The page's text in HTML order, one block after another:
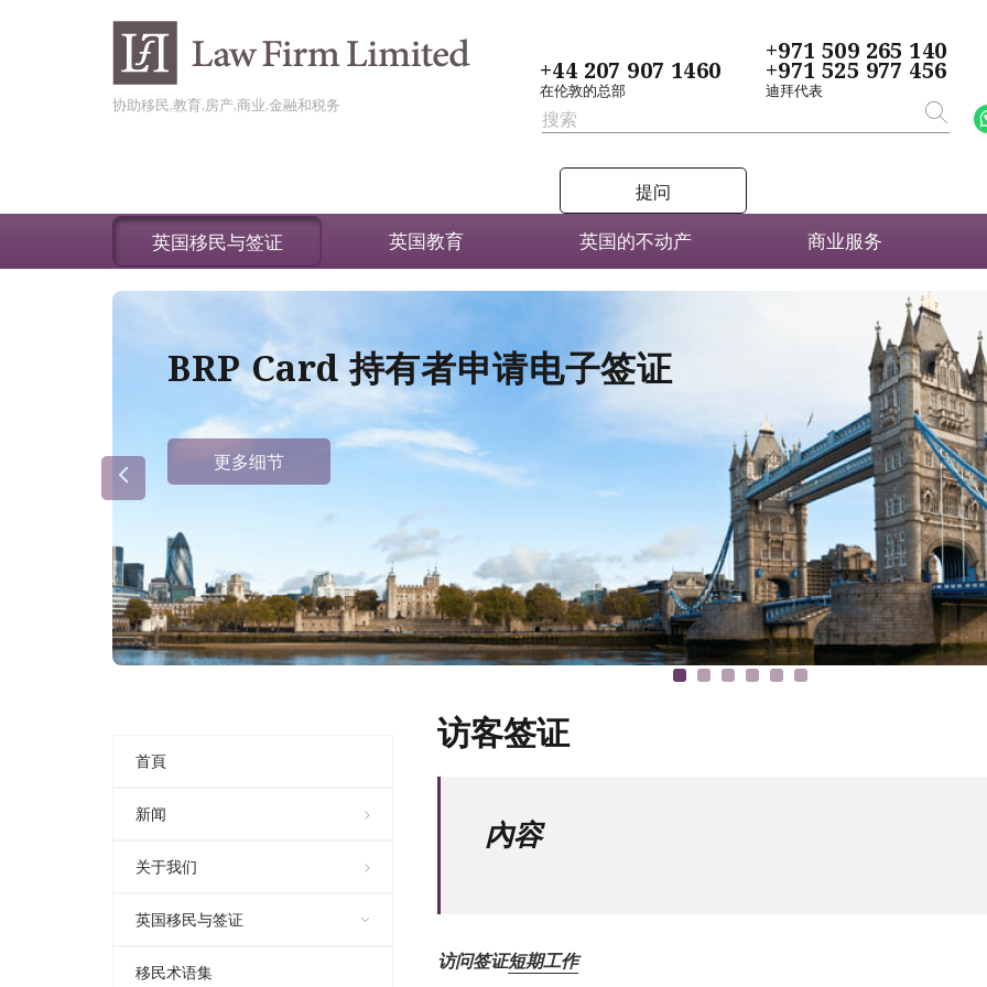
协助移民,教育,房产,商业,金融和税务
+44 207 907 1460
在伦敦的总部
+971 509 265 140
+971 525 977 456
迪拜代表
提问
英国移民与签证 英国教育 英国的不动产 商业服务
BRP Card 持有者申请电子签证
更多细节
首頁
新闻
关于我们
英国移民与签证
移民术语集
访客签证
內容
访问签证短期工作